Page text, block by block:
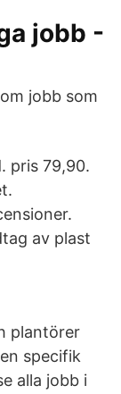
jobb -
jobb som
pris 79,90.
av plast
plantörer
specifik
alla jobb i